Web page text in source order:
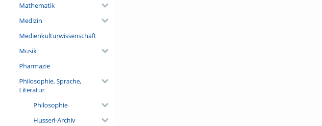
Mathematik
Medizin
Medienkulturwissenschaft
Musik
Pharmazie
Philosophie, Sprache,
Literatur
Philosophie
Husserl-Archiv